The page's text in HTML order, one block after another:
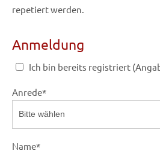
repetiert werden.
Anmeldung
Ich bin bereits registriert
Anrede*
Name*